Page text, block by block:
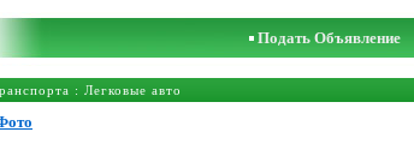
Подать Объявление
: Легковые авто